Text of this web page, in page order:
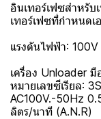
อินเทอร์เฟซสำหรั
เทอร์เฟซที่กำหนดเ
แรงดันไฟฟ้า: 100V
เครื่อง Unloader
หมายเลขซีเรียล:
AC100V.-50Hz
ลิตร/นาที (A.N.R)